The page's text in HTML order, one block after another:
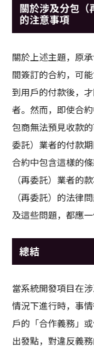
關於涉及分包（
的注意事項
關於上述主題，原
間簽訂的合約，可
到用戶的付款後，
者。然而，即使合
包商無法預見收款
委託）業者的付款
合約中包含這樣的
（再委託）業者的
（再委託）的法律
及這些問題，都應一
總結
當系統開發項目在
情況下進行時，事
戶的「合作義務」
出發點，對違反義